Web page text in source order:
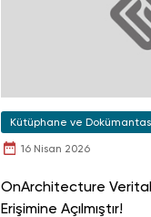
Kütüphane ve
16 Nisan 2026
OnArchitecture
Erişimine Açılmıştır!